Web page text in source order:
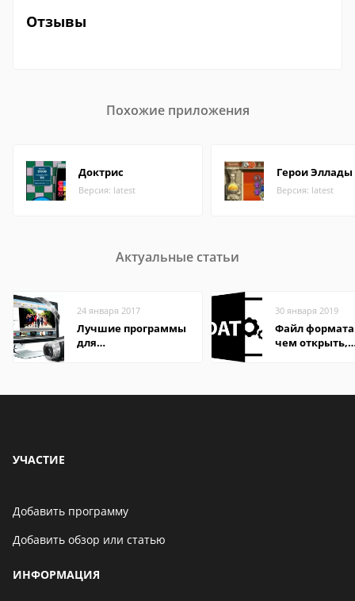
Отзывы
Похожие приложения
Доктрис
Версия: latest
Герои Эллады
Версия: latest
Актуальные статьи
24 января 2017
Лучшие программы
для
30 января 2019
Файл формата
чем открыть,
УЧАСТИЕ
Добавить программу
Добавить обзор или статью
ИНФОРМАЦИЯ